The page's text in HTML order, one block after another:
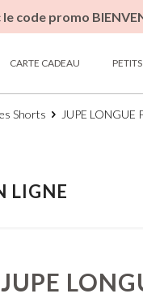
code promo
CARTE CADEAU
Shorts JUPE LONGUE
LIGNE
JUPE